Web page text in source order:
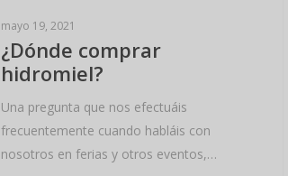
mayo 19, 2021
¿Dónde comprar
hidromiel?
Una pregunta que nos efectuáis
frecuentemente cuando habláis con
nosotros en ferias y otros eventos,…